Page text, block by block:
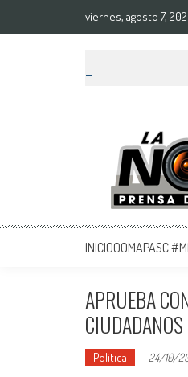
viernes, agosto 7,
La Nota
Noticias del día
INICIOOOMAPASC
APRUEBA
Política - 24/10/